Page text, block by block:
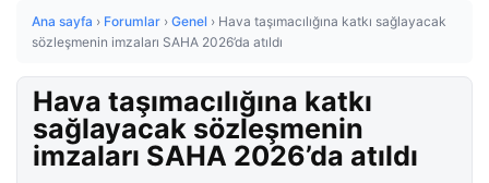
Ana sayfa › Forumlar › Genel › Hava taşımacılığına katkı sağlayacak
sözleşmenin imzaları SAHA 2026’da atıldı
Hava taşımacılığına katkı
sağlayacak sözleşmenin
imzaları SAHA 2026’da atıldı